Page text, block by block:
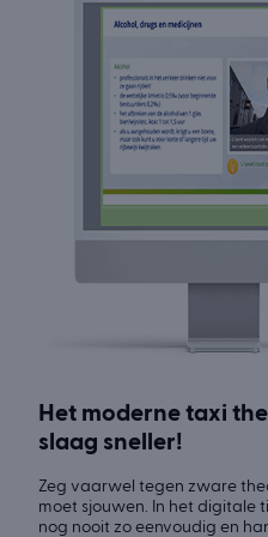
Het moderne taxi
slaag sneller!
Zeg vaarwel tegen zware
moet sjouwen. In het digitale
nog nooit zo eenvoudig en